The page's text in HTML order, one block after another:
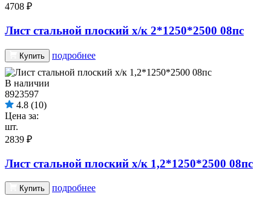
Лист стальной плоский х/к 2*1250*2500 08пс
4708 ₽
Купить подробнее
В наличии
Лист стальной плоский х/к 1,2*1250*2500 08пс
8923597
4.8 (10)
Цена за:
шт.
2839 ₽
Купить подробнее